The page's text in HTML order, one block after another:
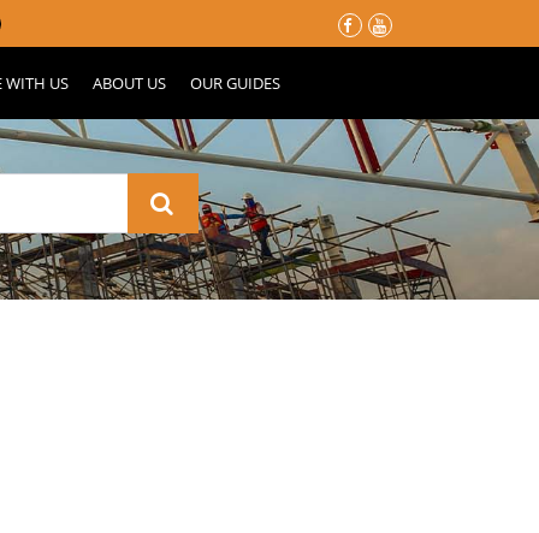
မိုးတွင်းမှာ သင့်နေအိမ်လေး မပျက်စီးသွားဖို့ ပြင်ဆင်ထားသင့်တဲ့
WITH US ABOUT US OUR GUIDES